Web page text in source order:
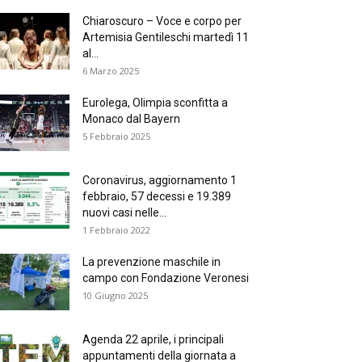
Chiaroscuro – Voce e corpo per
Artemisia Gentileschi martedì 11
al...
6 Marzo 2025
Eurolega, Olimpia sconfitta a
Monaco dal Bayern
5 Febbraio 2025
Coronavirus, aggiornamento 1
febbraio, 57 decessi e 19.389
nuovi casi nelle...
1 Febbraio 2022
La prevenzione maschile in
campo con Fondazione Veronesi
10 Giugno 2025
Agenda 22 aprile, i principali
appuntamenti della giornata a